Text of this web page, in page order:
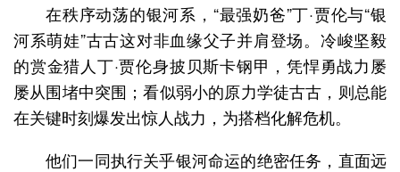
在秩序动荡的银河系，“最强奶爸”丁·贾伦与“银
河系萌娃”古古这对非血缘父子并肩登场。冷峻坚毅
的赏金猎人丁·贾伦身披贝斯卡钢甲，凭悍勇战力屡
屡从围堵中突围；看似弱小的原力学徒古古，则总能
在关键时刻爆发出惊人战力，为搭档化解危机。
他们一同执行关乎银河命运的绝密任务，直面远